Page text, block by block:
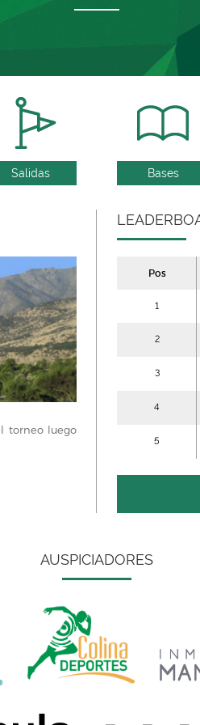
Salidas Bases
torneo luego
Pos
1
2
3
4
5
AUSPICIADORES